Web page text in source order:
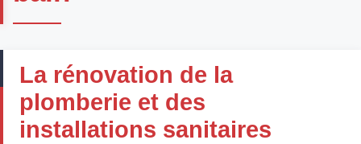
La rénovation de la
plomberie et des
installations sanitaires